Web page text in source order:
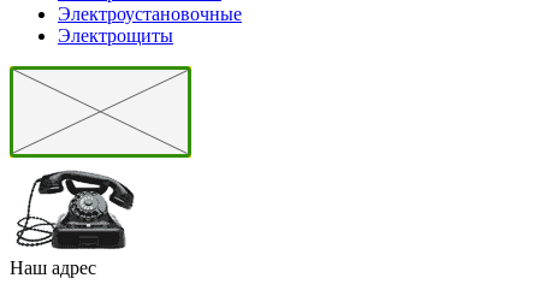
Электроустановочные
Электрощиты
Наш адрес